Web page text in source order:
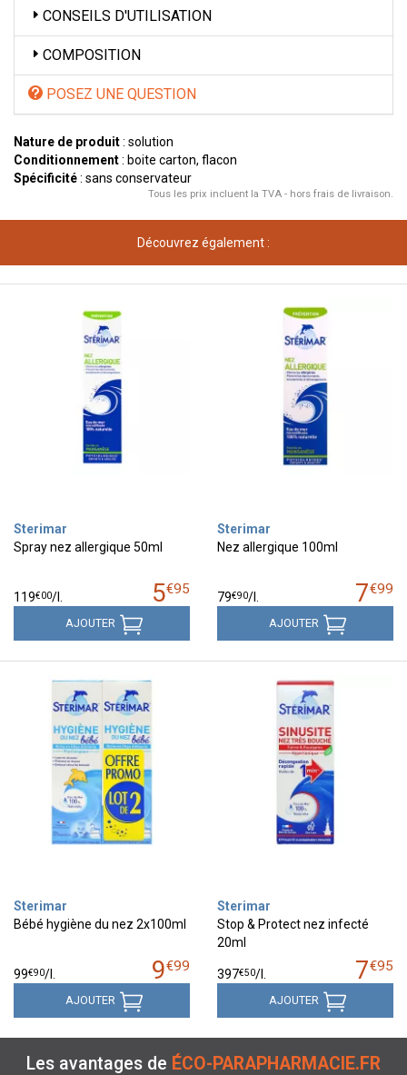
CONSEILS D'UTILISATION
COMPOSITION
POSEZ UNE QUESTION
Nature de produit: solution
Conditionnement: boite carton, flacon
Spécificité: sans conservateur
Tous les prix incluent la TVA - hors frais de livraison.
Découvrez également :
Sterimar
Spray nez allergique 50ml
5€95
119€00/
AJOUTER
Sterimar
Nez allergique 100ml
7€99
79€90/
AJOUTER
Sterimar
Bébé hygiène du nez 2x100ml
9€99
99€90/
AJOUTER
Sterimar
Stop & Protect nez infecté
20ml
7€95
397€50/
AJOUTER
Les avantages de ÉCO-PARAPHARMACIE.FR